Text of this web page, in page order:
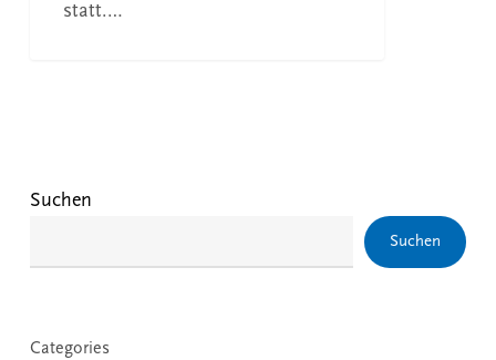
statt.…
Suchen
Suchen
Categories